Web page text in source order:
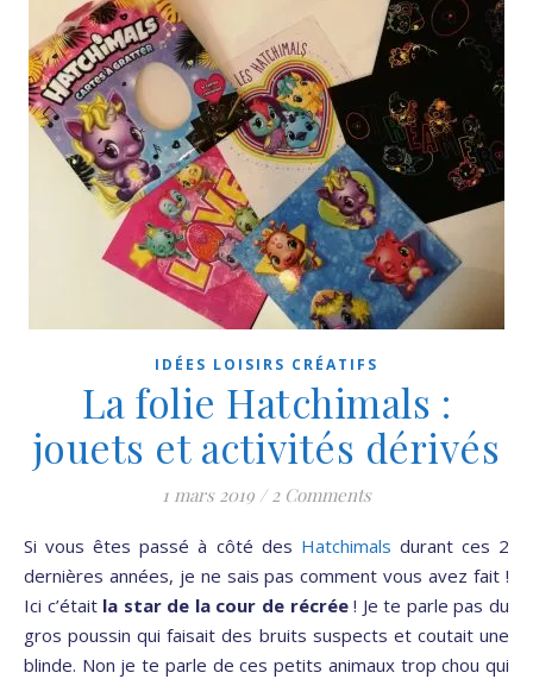
IDÉES LOISIRS CRÉATIFS
La folie Hatchimals :
jouets et activités dérivés
1 mars 2019 / 2 Comments
Si vous êtes passé à côté des Hatchimals durant ces 2
dernières années, je ne sais pas comment vous avez fait !
Ici c’était la star de la cour de récrée! Je te parle pas du
gros poussin qui faisait des bruits suspects et coutait une
blinde. Non je te parle de ces petits animaux trop chou qui